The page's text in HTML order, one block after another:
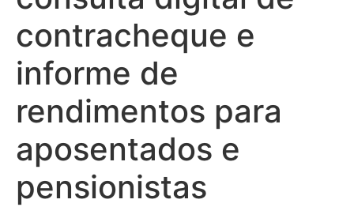
contracheque e
informe de
rendimentos para
aposentados e
pensionistas